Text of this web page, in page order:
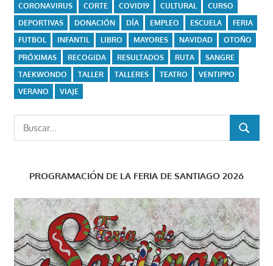
CORONAVIRUS
CORTE COVID19 CULTURAL
CURSO
DEPORTIVAS
DONACIÓN DÍA EMPLEO ESCUELA
FERIA
FUTBOL
INFANTIL LIBRO MAYORES NAVIDAD
OTOÑO
PRÓXIMAS
RECOGIDA RESULTADOS RUTA
SANGRE
TAEKWONDO
TALLER TALLERES TEATRO
VENTIPPO
VERANO
VIAJE
Buscar:
BUSCAR
PROGRAMACIÓN DE LA FERIA DE SANTIAGO 2026